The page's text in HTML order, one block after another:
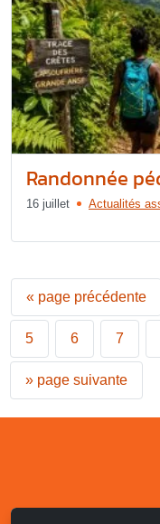
Randonnée
16 juillet Actualités
« page précédente
5 6 7
» page suivante